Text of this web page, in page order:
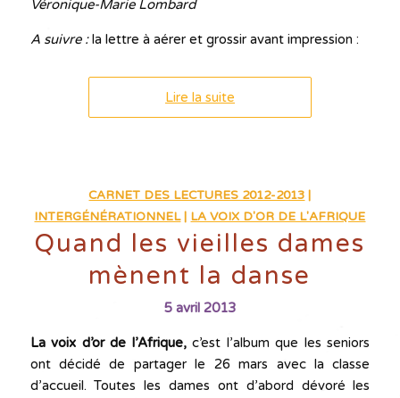
Véronique-Marie Lombard
A suivre :la lettre à aérer et grossir avant impression :
Lire la suite
CARNET DES LECTURES 2012-2013
INTERGÉNÉRATIONNEL| LA VOIX D'OR DE L'AFRIQUE
Quand les vieilles dames
mènent la danse
5 avril 2013
La voix d’or de l’Afrique,c’est l’album que les seniors
ont décidé de partager le 26 mars avec la classe
d’accueil. Toutes les dames ont d’abord dévoré les